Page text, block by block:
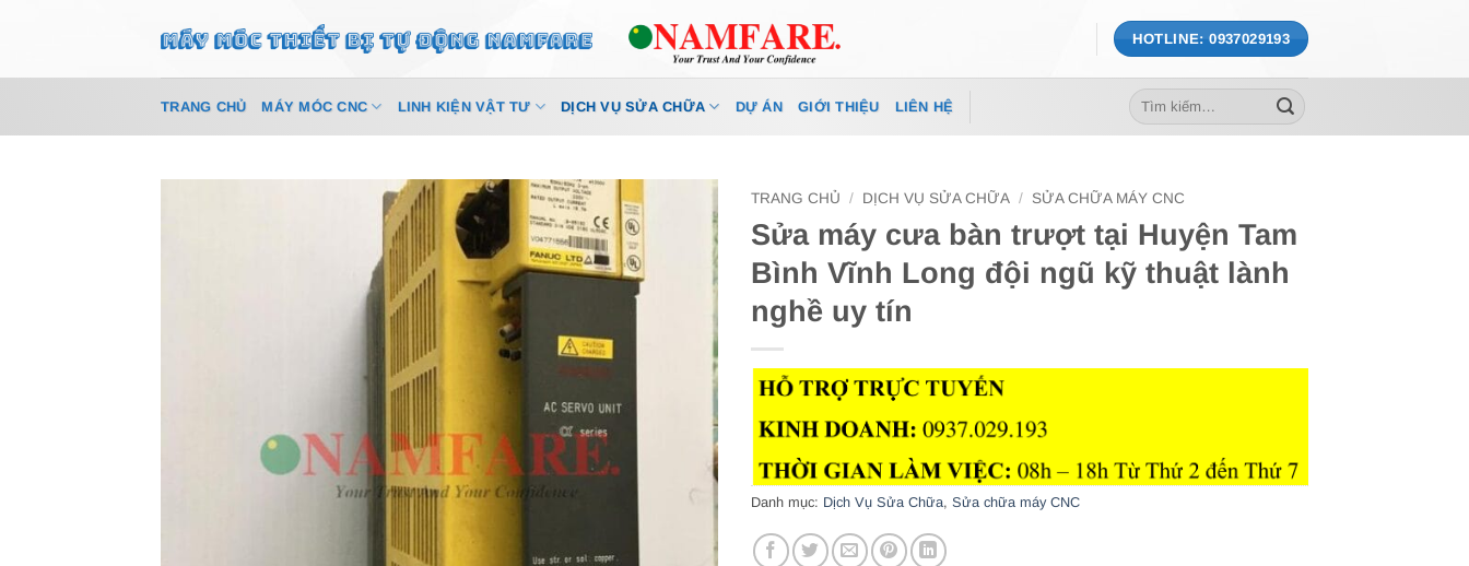
HOTLINE: 0937029193
TRANG CHỦ MÁY MÓC CNC LINH KIỆN VẬT TƯ DỊCH VỤ SỬA CHỮA DỰ ÁN GIỚI THIỆU LIÊN HỆ
Tìm
kiếm:
TRANG CHỦ / DỊCH VỤ SỬA CHỮA / SỬA CHỮA MÁY CNC
Sửa máy cưa bàn trượt tại Huyện Tam
Bình Vĩnh Long đội ngũ kỹ thuật lành
nghề uy tín
Danh mục: Dịch Vụ Sửa Chữa, Sửa chữa máy CNC